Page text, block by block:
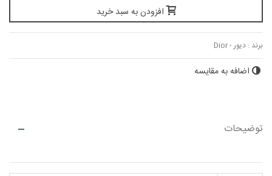
افزودن به سبد خرید
برند : دیور - Dior
اضافه به مقایسه
توضیحات